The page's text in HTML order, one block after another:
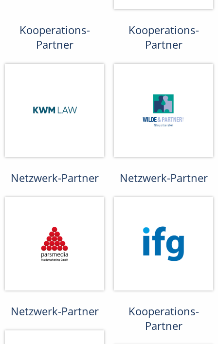
Kooperations-
Partner
Kooperations-
Partner
Netzwerk-Partner Netzwerk-Partner
Netzwerk-Partner
Kooperations-
Partner